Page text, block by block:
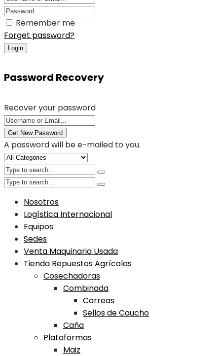
Remember me
Forget password?
Login
Password Recovery
Recover your password
Get New Password
A password will be e-mailed to you.
Nosotros
Logística Internacional
Equipos
Sedes
Venta Maquinaria Usada
Tienda Repuestos Agrícolas
Cosechadoras
Combinada
Correas
Sellos de Caucho
Caña
Plataformas
Maiz